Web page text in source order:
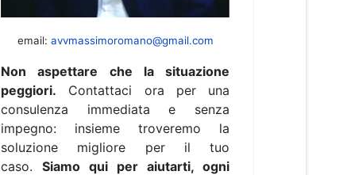
email: avvmassimoromano@gmail.com
Non aspettare che la situazione
peggiori. Contattaci ora per una
consulenza immediata e senza
impegno: insieme troveremo la
soluzione migliore per il tuo
caso. Siamo qui per aiutarti, ogni